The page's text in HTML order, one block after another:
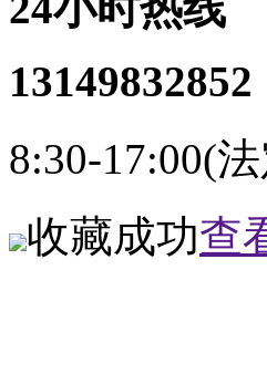
13149832852
8:30-17:00(
收藏成功查